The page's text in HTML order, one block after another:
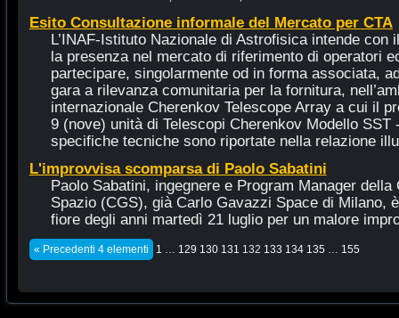
Esito Consultazione informale del Mercato per CTA
L’INAF-Istituto Nazionale di Astrofisica intende
la presenza nel mercato di riferimento di operatori
partecipare, singolarmente od in forma associata,
gara a rilevanza comunitaria per la fornitura,
internazionale Cherenkov Telescope Array a cui il
9 (nove) unità di Telescopi Cherenkov Modello SST
specifiche tecniche sono riportate nella relazione
L'improvvisa scomparsa di Paolo Sabatini
Paolo Sabatini, ingegnere e Program Manager della
Spazio (CGS), già Carlo Gavazzi Space di Milano,
fiore degli anni martedì 21 luglio per un malore
« Precedenti 4 elementi 1 129 130 131 132 133 134 135 155